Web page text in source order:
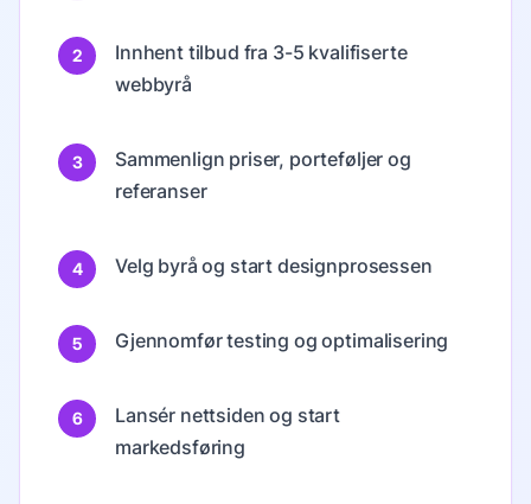
2
Innhent tilbud fra 3-5 kvalifiserte
webbyrå
3
Sammenlign priser, porteføljer og
referanser
4 Velg byrå og start designprosessen
5 Gjennomfør testing og optimalisering
6
Lansér nettsiden og start
markedsføring